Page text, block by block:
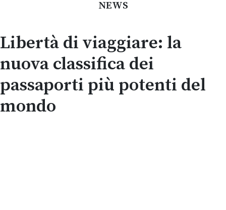
NEWS
Libertà di viaggiare: la
nuova classifica dei
passaporti più potenti del
mondo